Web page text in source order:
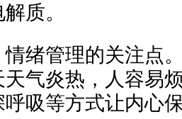
质。
管理的关注点。
气炎热，人容易
吸等方式让内心